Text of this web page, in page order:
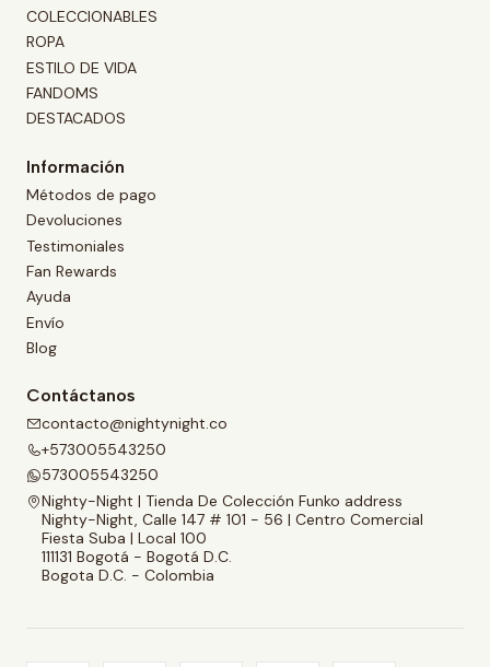
COLECCIONABLES
ROPA
ESTILO DE VIDA
FANDOMS
DESTACADOS
Información
Métodos de pago
Devoluciones
Testimoniales
Fan Rewards
Ayuda
Envío
Blog
Contáctanos
contacto@nightynight.co
+573005543250
573005543250
Nighty-Night | Tienda De Colección Funko address
Nighty-Night, Calle 147 # 101 - 56 | Centro Comercial
Fiesta Suba | Local 100
111131 Bogotá - Bogotá D.C.
Bogota D.C. - Colombia